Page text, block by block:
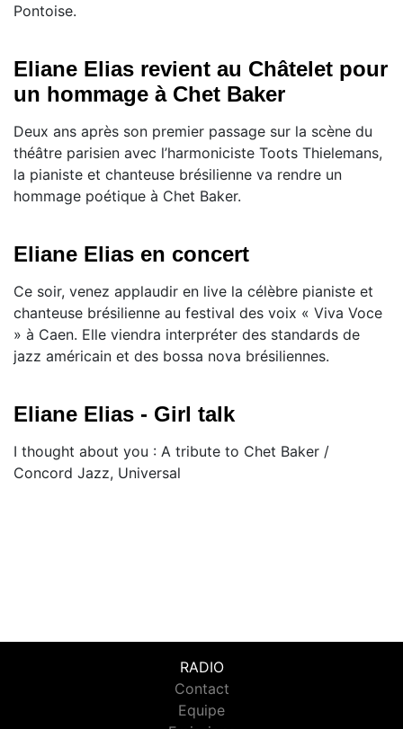
Pontoise.
Eliane Elias revient au Châtelet pour
un hommage à Chet Baker
Deux ans après son premier passage sur la scène du
théâtre parisien avec l’harmoniciste Toots Thielemans,
la pianiste et chanteuse brésilienne va rendre un
hommage poétique à Chet Baker.
Eliane Elias en concert
Ce soir, venez applaudir en live la célèbre pianiste et
chanteuse brésilienne au festival des voix « Viva Voce
» à Caen. Elle viendra interpréter des standards de
jazz américain et des bossa nova brésiliennes.
Eliane Elias - Girl talk
I thought about you : A tribute to Chet Baker /
Concord Jazz, Universal
RADIO
Contact
Equipe